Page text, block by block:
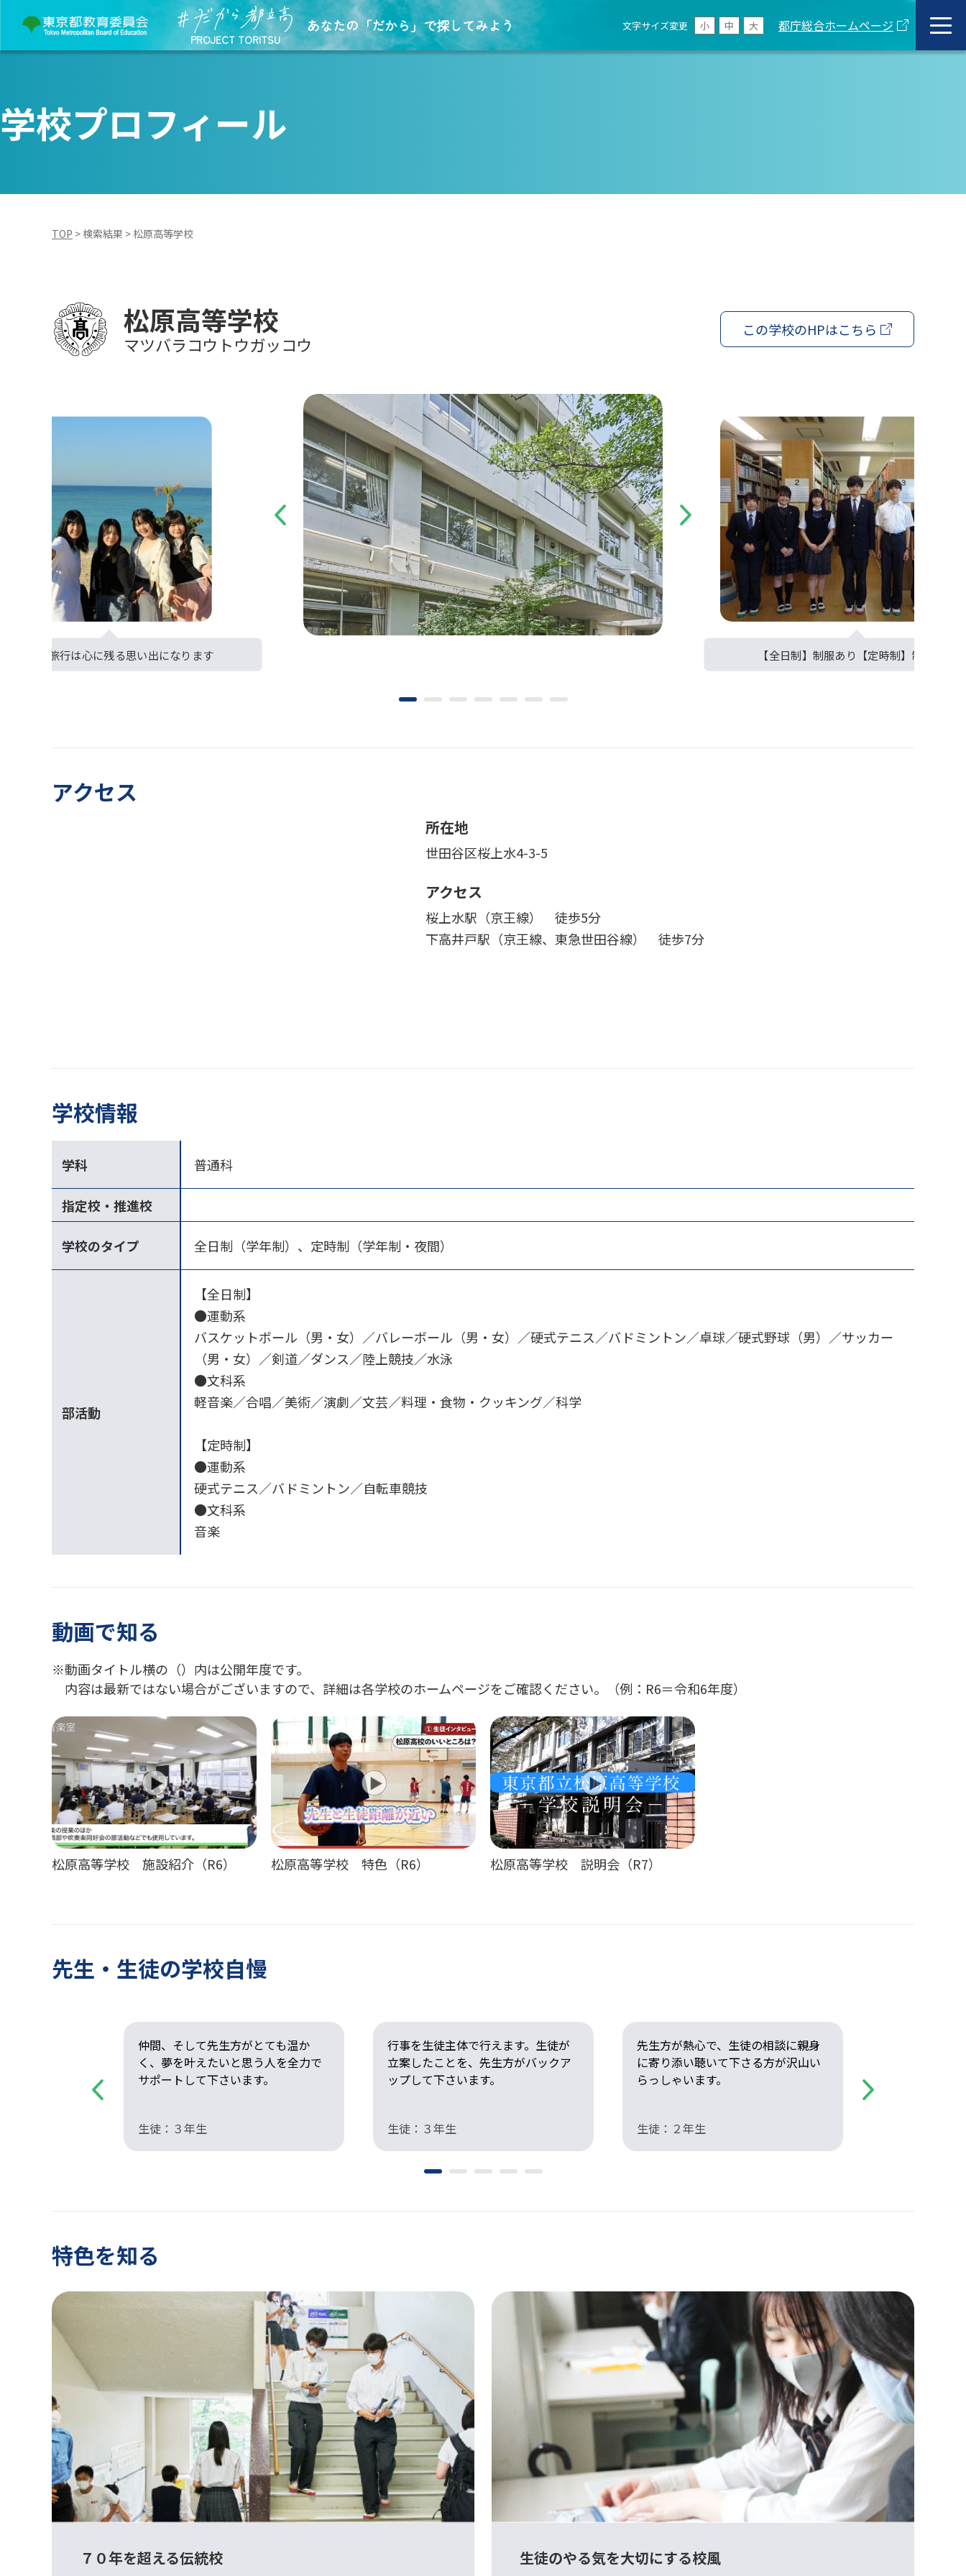
PROJECT TORITSU
あなたの「だから」で探してみよう 文字サイズ変更 小 中 大 都庁総合ホームページ
学校プロフィール
TOP > 検索結果 >松原高等学校
松原高等学校
マツバラコウトウガッコウ
この学校のHPはこちら
Previous
沖縄修学旅行は心に残る思い出になります 【全日制】制服あり【定時制】制服なし
Next
アクセス
所在地
世田谷区桜上水4-3-5
アクセス
桜上水駅（京王線） 徒歩5分
下高井戸駅（京王線、東急世田谷線） 徒歩7分
学校情報
学科 普通科
指定校・推進校
学校のタイプ 全日制（学年制）、定時制（学年制・夜間）
部活動
【全日制】
●運動系
バスケットボール（男・女）／バレーボール（男・女）／硬式テニス／バドミントン／卓球／硬式野球（男）／サッカー
（男・女）／剣道／ダンス／陸上競技／水泳
●文科系
軽音楽／合唱／美術／演劇／文芸／料理・食物・クッキング／科学
【定時制】
●運動系
硬式テニス／バドミントン／自転車競技
●文科系
音楽
動画で知る
動画タイトル横の（）内は公開年度です。
内容は最新ではない場合がございますので、詳細は各学校のホームページをご確認ください。（例：R6＝令和6年度）
松原高等学校 施設紹介（R6） 松原高等学校 特色（R6） 松原高等学校 説明会（R7）
先生・生徒の学校自慢
Previous
仲間、そして先生方がとても温か
く、夢を叶えたいと思う人を全力で
サポートして下さいます。
生徒：３年生
行事を生徒主体で行えます。生徒が
立案したことを、先生方がバックア
ップして下さいます。
生徒：３年生
先生方が熱心で、生徒の相談に親身
に寄り添い聴いて下さる方が沢山い
らっしゃいます。
生徒：２年生
Next
特色を知る
７０年を超える伝統校 生徒のやる気を大切にする校風